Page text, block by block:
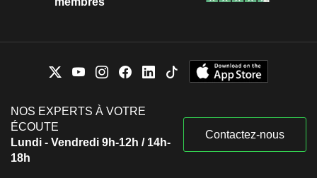
NOS EXPERTS À VOTRE
ÉCOUTE
Lundi - Vendredi 9h-12h / 14h-
18h
Contactez-nous